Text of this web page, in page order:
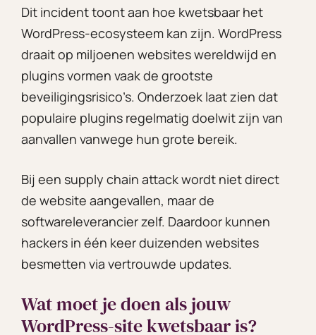
Dit incident toont aan hoe kwetsbaar het
WordPress-ecosysteem kan zijn. WordPress
draait op miljoenen websites wereldwijd en
plugins vormen vaak de grootste
beveiligingsrisico’s. Onderzoek laat zien dat
populaire plugins regelmatig doelwit zijn van
aanvallen vanwege hun grote bereik.
Bij een supply chain attack wordt niet direct
de website aangevallen, maar de
softwareleverancier zelf. Daardoor kunnen
hackers in één keer duizenden websites
besmetten via vertrouwde updates.
Wat moet je doen als jouw
WordPress-site kwetsbaar is?